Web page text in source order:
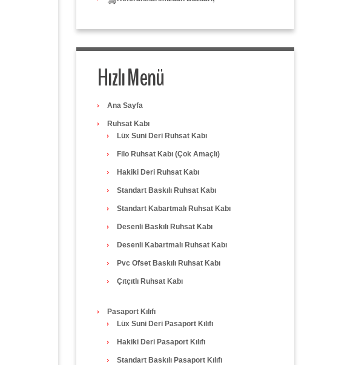
Hızlı Menü
Ana Sayfa
Ruhsat Kabı
Lüx Suni Deri Ruhsat Kabı
Filo Ruhsat Kabı (Çok Amaçlı)
Hakiki Deri Ruhsat Kabı
Standart Baskılı Ruhsat Kabı
Standart Kabartmalı Ruhsat Kabı
Desenli Baskılı Ruhsat Kabı
Desenli Kabartmalı Ruhsat Kabı
Pvc Ofset Baskılı Ruhsat Kabı
Çıtçıtlı Ruhsat Kabı
Pasaport Kılıfı
Lüx Suni Deri Pasaport Kılıfı
Hakiki Deri Pasaport Kılıfı
Standart Baskılı Pasaport Kılıfı